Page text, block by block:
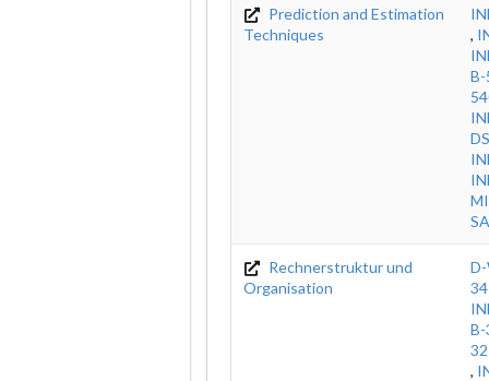
Prediction and Estimation
Techniques
,
B-
Rechnerstruktur und
Organisation
B-
,